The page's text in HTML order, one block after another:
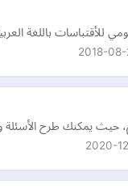
للأقتباسات باللغة
2018-
حيث يمكنك طرح الأسئلة
2020-